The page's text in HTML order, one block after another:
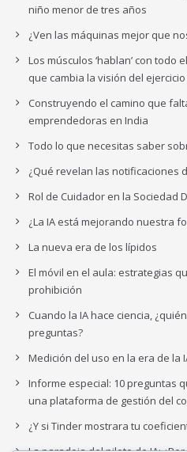
niño menor de tres años
¿Ven las máquinas mejor que
Los músculos ‘hablan’ con todo
que cambia la visión del ejercicio
Construyendo el camino que
emprendedoras en India
Todo lo que necesitas saber
¿Qué revelan las notificaciones
Rol de Cuidador en la Sociedad
¿La IA está mejorando nuestra
La nueva era de los lípidos
El móvil en el aula: estrategias
prohibición
Cuando la IA hace ciencia,
preguntas?
Medición del uso en la era de la
Informe especial: 10 preguntas
una plataforma de gestión del
¿Y si Tinder mostrara tu